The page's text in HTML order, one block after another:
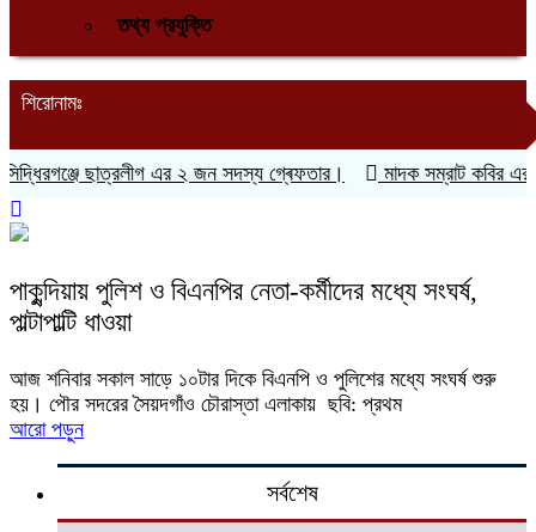
তথ্য প্রযুক্তি
শিরোনামঃ
ছাত্রলীগ এর ২ জন সদস্য গ্ৰেফতার। মাদক সম্রাট কবির এর
পাকুন্দিয়ায় পুলিশ ও বিএনপির নেতা-কর্মীদের মধ্যে সংঘর্ষ,
পাল্টাপাল্টি ধাওয়া
আজ শনিবার সকাল সাড়ে ১০টার দিকে বিএনপি ও পুলিশের মধ্যে সংঘর্ষ শুরু
হয়। পৌর সদরের সৈয়দগাঁও চৌরাস্তা এলাকায় ছবি: প্রথম
আরো পড়ুন
সর্বশেষ